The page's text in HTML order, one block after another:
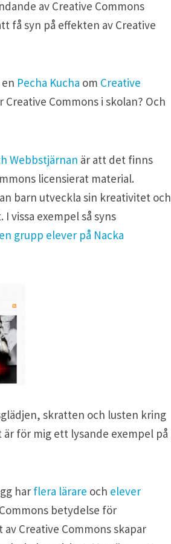
av Creative Commons
få syn på effekten av Creative
Pecha Kucha om Creative
Commons i skolan? Och
Webbstjärnan är att det finns
licensierat material.
barn utveckla sin kreativitet och
vissa exempel så syns
grupp elever på Nacka
skratten och lusten kring
är för mig ett lysande exempel på
har flera lärare och elever
betydelse för
Creative Commons skapar